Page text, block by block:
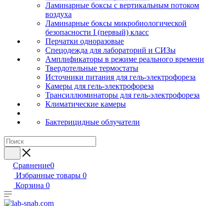
Ламинарные боксы с вертикальным потоком
воздуха
Ламинарные боксы микробиологической
безопасности I (первый) класс
Перчатки одноразовые
Спецодежда для лабораторий и СИЗы
Амплификаторы в режиме реального времени
Твердотельные термостаты
Источники питания для гель-электрофореза
Камеры для гель-электрофореза
Трансиллюминаторы для гель-электрофореза
Климатические камеры
Бактерицидные облучатели
Сравнение0
Избранные товары 0
Корзина 0